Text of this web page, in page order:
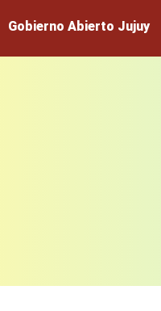
Gobierno Abierto Jujuy